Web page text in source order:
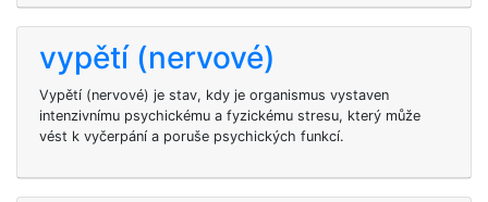
vypětí (nervové)
Vypětí (nervové) je stav, kdy je organismus vystaven
intenzivnímu psychickému a fyzickému stresu, který může
vést k vyčerpání a poruše psychických funkcí.